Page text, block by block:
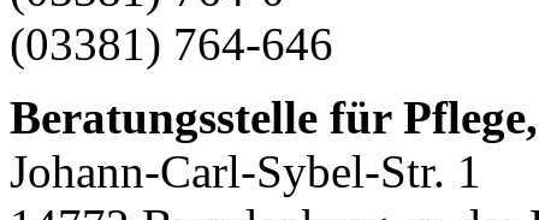
(03381) 764-646
Beratungsstelle für
Johann-Carl-Sybel-Str. 1